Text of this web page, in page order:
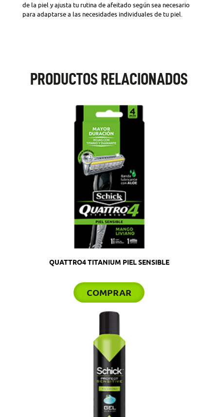
de la piel y ajusta tu rutina de afeitado según sea necesario
para adaptarse a las necesidades individuales de tu piel.
PRODUCTOS RELACIONADOS
QUATTRO4 TITANIUM PIEL SENSIBLE
COMPRAR